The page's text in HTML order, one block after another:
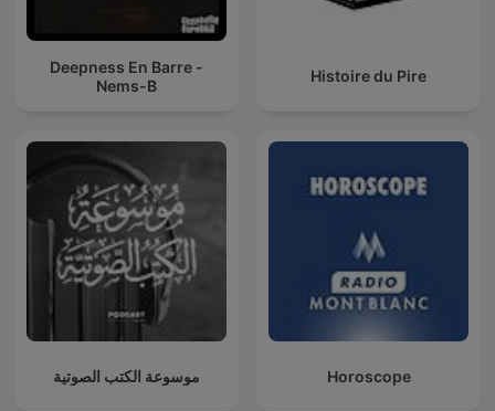
Deepness En Barre -
Nems-B
Histoire du Pire
موسوعة الكتب الصوتية Horoscope